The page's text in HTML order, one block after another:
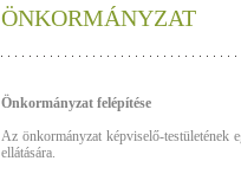
ÖNKORMÁNYZAT
Önkormányzat felépítése
Az önkormányzat képviselő-testületének
ellátására.